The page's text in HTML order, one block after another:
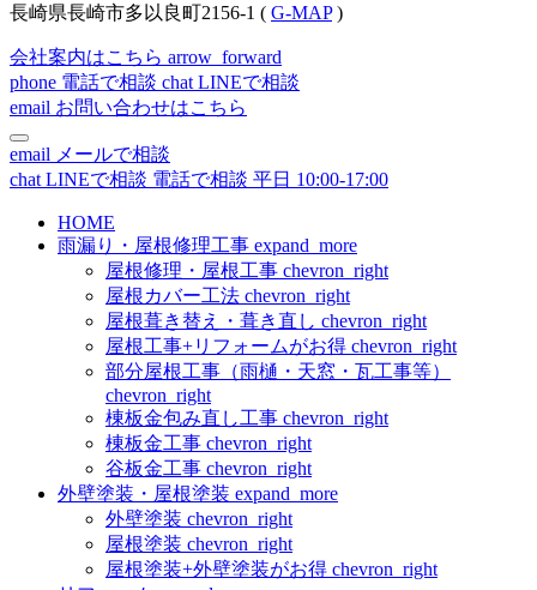
長崎県長崎市多以良町2156-1 ( G-MAP)
会社案内はこちら arrow_forward
phone 電話で相談 chat LINEで相談
email お問い合わせはこちら
email メールで相談
chat LINEで相談 電話で相談 平日 10:00-17:00
HOME
雨漏り・屋根修理工事 expand_more
屋根修理・屋根工事 chevron_right
屋根カバー工法 chevron_right
屋根葺き替え・葺き直し chevron_right
屋根工事+リフォームがお得 chevron_right
部分屋根工事（雨樋・天窓・瓦工事等）
chevron_right
棟板金包み直し工事 chevron_right
棟板金工事 chevron_right
谷板金工事 chevron_right
外壁塗装・屋根塗装 expand_more
外壁塗装 chevron_right
屋根塗装 chevron_right
屋根塗装+外壁塗装がお得 chevron_right